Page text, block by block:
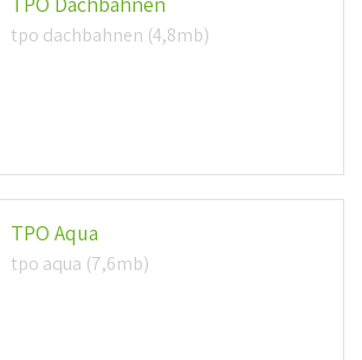
tpo dachbahnen (4,8mb)
TPO Aqua
tpo aqua (7,6mb)